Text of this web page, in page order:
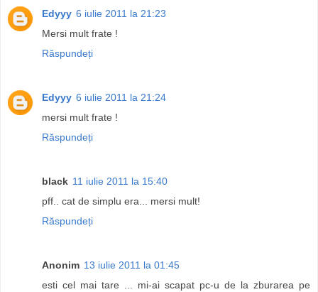
Edyyy 6 iulie 2011 la 21:23
Mersi mult frate !
Răspundeți
Edyyy 6 iulie 2011 la 21:24
mersi mult frate !
Răspundeți
black 11 iulie 2011 la 15:40
pff.. cat de simplu era... mersi mult!
Răspundeți
Anonim 13 iulie 2011 la 01:45
esti cel mai tare ... mi-ai scapat pc-u de la zburarea pe